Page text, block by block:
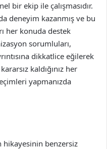
bir ekip ile çalışmasıdır.
deneyim kazanmış ve bu
her konuda destek
sorumluları,
dikkatlice eğilerek
kaldığınız her
yapmanızda
benzersiz